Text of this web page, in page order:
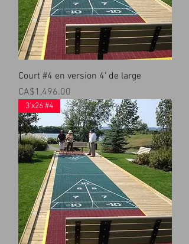
Court #4 en version 4' de large
Prix
CA$1,496.00
3'x26'#4